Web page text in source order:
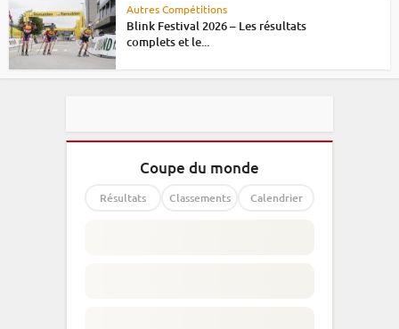
Autres Compétitions
Blink Festival 2026 – Les résultats
complets et le...
Coupe du monde
Résultats Classements Calendrier